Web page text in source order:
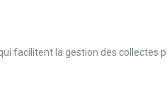
facilitent la gestion des collectes